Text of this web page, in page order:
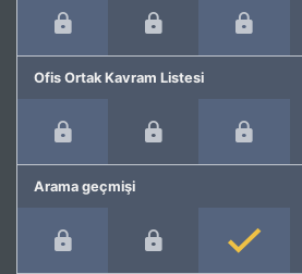
Ofis Ortak Kavram Listesi
Arama geçmişi